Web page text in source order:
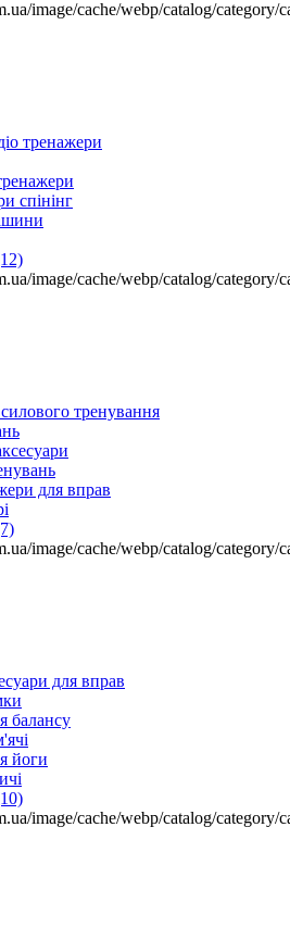
image/cache/webp/catalog/category/
тренажери
спінінг
image/cache/webp/catalog/category/
тренування
для вправ
image/cache/webp/catalog/category/
для вправ
балансу
йоги
image/cache/webp/catalog/category/